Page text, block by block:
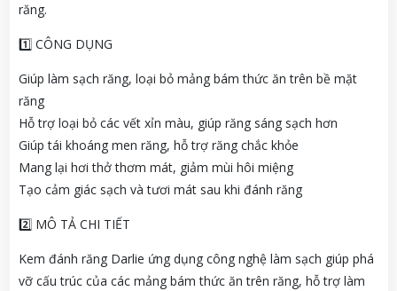
răng.
1️⃣ CÔNG DỤNG
Giúp làm sạch răng, loại bỏ mảng bám thức ăn trên bề mặt
răng
Hỗ trợ loại bỏ các vết xỉn màu, giúp răng sáng sạch hơn
Giúp tái khoáng men răng, hỗ trợ răng chắc khỏe
Mang lại hơi thở thơm mát, giảm mùi hôi miệng
Tạo cảm giác sạch và tươi mát sau khi đánh răng
2️⃣ MÔ TẢ CHI TIẾT
Kem đánh răng Darlie ứng dụng công nghệ làm sạch giúp phá
vỡ cấu trúc của các mảng bám thức ăn trên răng, hỗ trợ làm